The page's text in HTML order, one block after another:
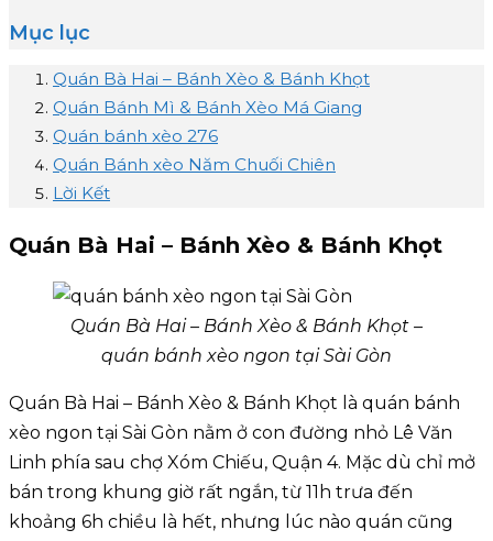
Mục lục
Quán Bà Hai – Bánh Xèo & Bánh Khọt
Quán Bánh Mì & Bánh Xèo Má Giang
Quán bánh xèo 276
Quán Bánh xèo Năm Chuối Chiên
Lời Kết
Quán Bà Hai – Bánh Xèo & Bánh Khọt
Quán Bà Hai – Bánh Xèo & Bánh Khọt –
quán bánh xèo ngon tại Sài Gòn
Quán Bà Hai – Bánh Xèo & Bánh Khọt là quán bánh
xèo ngon tại Sài Gòn nằm ở con đường nhỏ Lê Văn
Linh phía sau chợ Xóm Chiếu, Quận 4. Mặc dù chỉ mở
bán trong khung giờ rất ngắn, từ 11h trưa đến
khoảng 6h chiều là hết, nhưng lúc nào quán cũng